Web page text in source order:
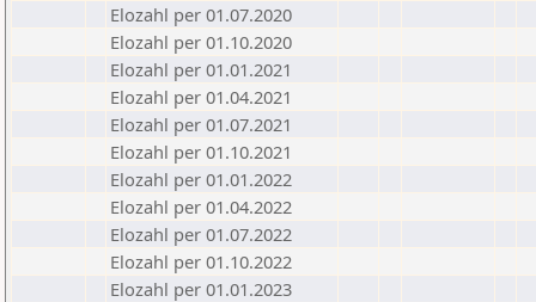
Elozahl per 01.07.2020
Elozahl per 01.10.2020
Elozahl per 01.01.2021
Elozahl per 01.04.2021
Elozahl per 01.07.2021
Elozahl per 01.10.2021
Elozahl per 01.01.2022
Elozahl per 01.04.2022
Elozahl per 01.07.2022
Elozahl per 01.10.2022
Elozahl per 01.01.2023